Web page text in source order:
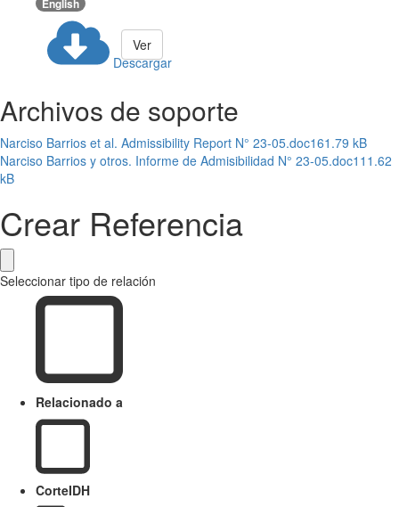
English
Descargar
Ver
Archivos de soporte
Narciso Barrios et al. Admissibility Report N° 23-05.doc161.79 kB
Narciso Barrios y otros. Informe de Admisibilidad N° 23-05.doc111.62
kB
Crear Referencia
Seleccionar tipo de relación
Relacionado a
CorteIDH